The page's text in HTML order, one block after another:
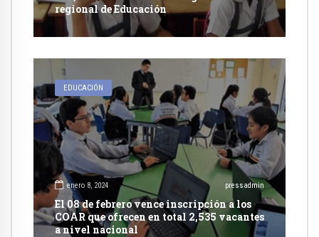
regional de Educación
EDUCACIÓN
enero 8, 2024 pressadmin
El 08 de febrero vence inscripción a los
COAR que ofrecen en total 2,535 vacantes
a nivel nacional